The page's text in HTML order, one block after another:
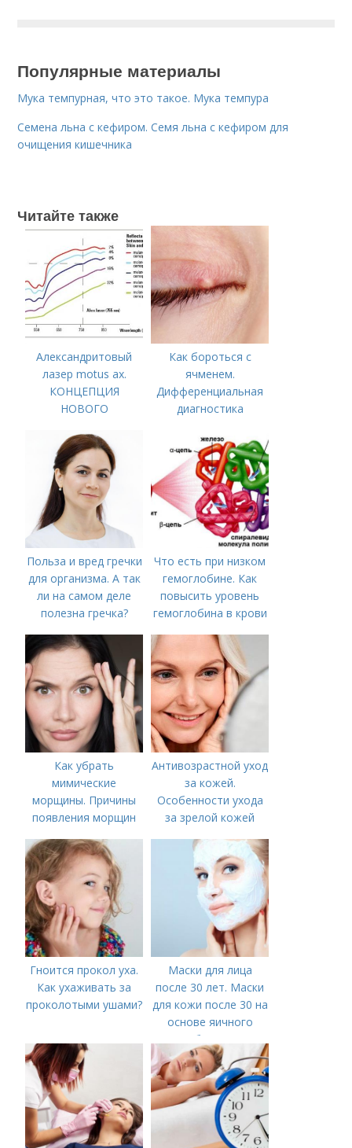
Популярные материалы
Мука темпурная, что это такое. Мука темпура
Семена льна с кефиром. Семя льна с кефиром для
очищения кишечника
Читайте также
Александритовый
лазер motus ax.
КОНЦЕПЦИЯ
НОВОГО
ЛАЗЕРА
Как бороться с
ячменем.
Дифференциальная
диагностика
Польза и вред гречки
для организма. А так
ли на самом деле
полезна гречка?
Что есть при низком
гемоглобине. Как
повысить уровень
гемоглобина в крови
Как убрать
мимические
морщины. Причины
появления морщин
Антивозрастной уход
за кожей.
Особенности ухода
за зрелой кожей
Гноится прокол уха.
Как ухаживать за
проколотыми ушами?
Маски для лица
после 30 лет. Маски
для кожи после 30 на
основе яичного
белка